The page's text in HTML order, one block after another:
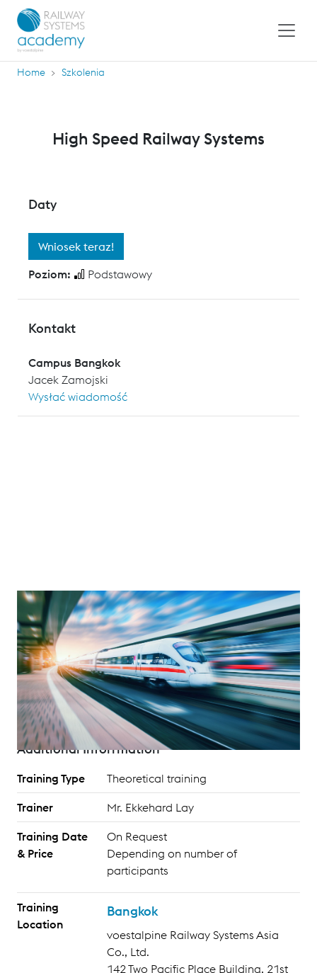
Home Szkolenia
High Speed Railway Systems
Daty
Wniosek teraz!
Poziom:
Podstawowy
Kontakt
Campus Bangkok
Jacek Zamojski
Wysłać wiadomość
Discover the essential techniques and safety standards
behind modern railway infrastructure in our seminar on
High Speed Railway Systems. From design, through
manufacturing, logistics and maintenance, gain
hands-on insights into the systems that keep rail
networks running smoothly.
Additional Inforrmation
Training Type Theoretical training
Trainer Mr. Ekkehard Lay
Training Date
& Price
On Request
Depending on number of
participants
Training
Location
Bangkok
voestalpine Railway Systems Asia
Co., Ltd.
142 Two Pacific Place Building, 21st